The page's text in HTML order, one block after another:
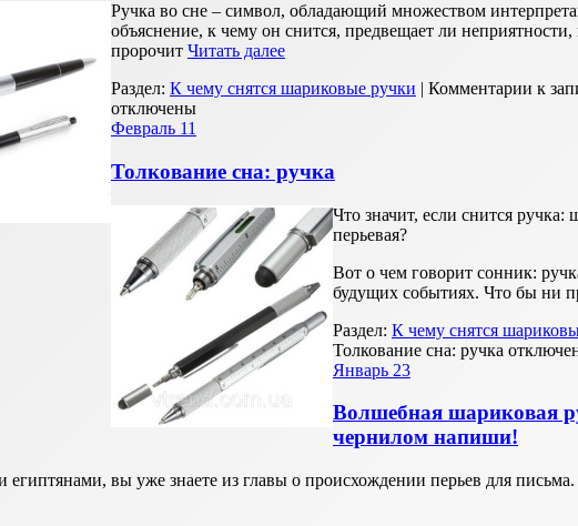
Ручка во сне – символ, обладающий множеством
объяснение, к чему он снится, предвещает ли
пророчит Читать далее
Раздел: К чему снятся шариковые ручки | Комментарии к
отключены
Февраль 11
Толкование сна: ручка
Что значит, если снится ручка:
перьевая?
Вот о чем говорит сонник:
будущих событиях. Что бы ни
Раздел: К чему снятся
Толкование сна: ручка
Январь 23
Волшебная шариковая
чернилом напиши!
вы уже знаете из главы о происхождении перьев для